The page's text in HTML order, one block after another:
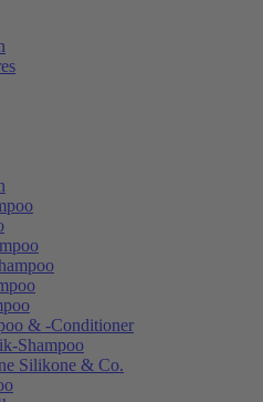
& -Conditioner
Shampoo
Silikone & Co.